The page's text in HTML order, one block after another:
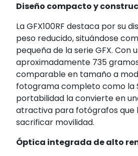
Diseño compacto y
La GFX100RF destaca por su
peso reducido, situándose
pequeña de la serie GFX. Con
aproximadamente 735
comparable en tamaño a
fotograma completo como la
portabilidad la convierte en
atractiva para fotógrafos que
sacrificar movilidad.
Óptica integrada de alto